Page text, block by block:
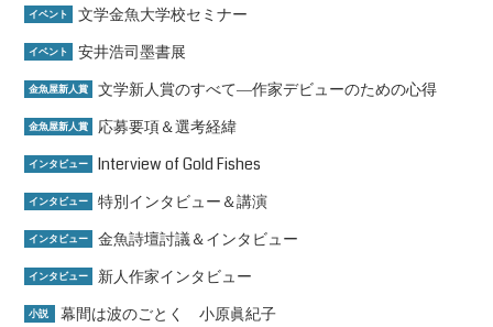
イベント 文学金魚大学校セミナー
イベント 安井浩司墨書展
金魚屋新人賞 文学新人賞のすべて―作家デビューのための心得
金魚屋新人賞 応募要項＆選考経緯
インタビュー Interview of Gold Fishes
インタビュー 特別インタビュー＆講演
インタビュー 金魚詩壇討議＆インタビュー
インタビュー 新人作家インタビュー
小説 幕間は波のごとく 小原眞紀子